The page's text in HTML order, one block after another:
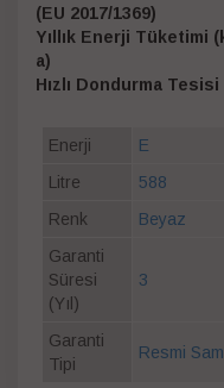
(EU 2017/1369)
Yıllık Enerji Tüketimi
a)
Hızlı Dondurma Tesisi
Enerji
E
Litre
588
Renk
Beyaz
Garanti
Süresi
(Yıl)
3
Garanti
Tipi
Resmi